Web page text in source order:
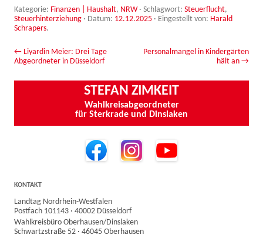
Kategorie: Finanzen | Haushalt, NRW· Schlagwort: Steuerflucht,
Steuerhinterziehung · Datum: 12.12.2025 · Eingestellt von: Harald
Schrapers.
Beitrags-Navigation
← Liyardin Meier: Drei Tage
Abgeordneter in Düsseldorf
Personalmangel in Kindergärten
hält an →
STEFAN ZIMKEIT
Wahlkreisabgeordneter
für Sterkrade und Dinslaken
KONTAKT
Landtag Nordrhein-Westfalen
Postfach 101143 · 40002 Düsseldorf
Wahlkreisbüro Oberhausen/Dinslaken
Schwartzstraße 52 · 46045 Oberhausen